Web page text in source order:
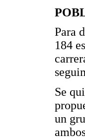
Para
184
Se
un